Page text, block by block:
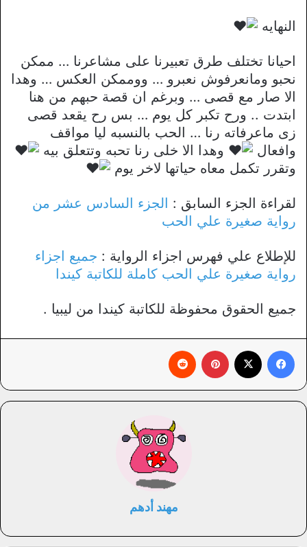
النهايه
احيانا تختلف طرق تعبيرنا على مشاعرنا … ممكن
نحبو ومانعرفوش نعبرو … ووممكن العكس … وهدا
الا صار مع قصى … وبرغم ان قصة حبهم من هنا
ابتدت .. ورح تكبر كل يوم … بس رح يقعد قصى
زى ماعرفاته رنا … الحب بالنسبه ليا مواقف
وافعال
وهدا الا خلى رنا تحبه وتتعلق بيه
وتقرر تكمل معاه حياتها لاخر يوم
لقراءة الجزء السابق : الجزء السادس عشر من
رواية صغيرة علي الحب
للإطلاع علي فهرس اجزاء الرواية : جميع اجزاء
رواية صغيرة علي الحب كاملة للكاتبة كيندا
جميع الحقوق محفوظة للكاتبة كيندا من ليبيا .
مهند أدهم